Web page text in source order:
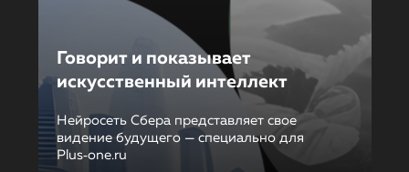
Говорит и показывает
искусственный интеллект
Нейросеть Сбера представляет свое
видение будущего — специально для
Plus‑one.ru